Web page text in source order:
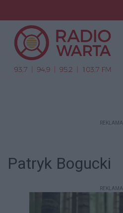
REKLAMA
Patryk Bogucki
REKLAMA